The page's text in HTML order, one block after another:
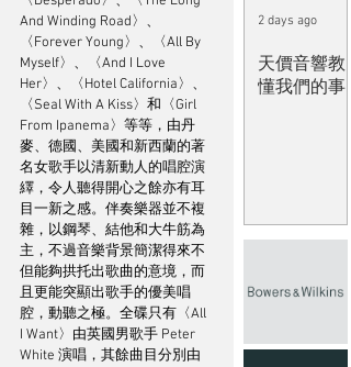
And Winding Road〉、
〈Forever Young〉、〈All By
Myself〉、〈And I Love
Her〉、〈Hotel California〉、
〈Seal With A Kiss〉和〈Girl
From Ipanema〉等等，由丹
麥、德國、美國和新西蘭的著
名女歌手以清新動人的唱腔演
繹，令人聽得開心之餘亦有耳
目一新之感。伴奏樂器並不複
雜，以鋼琴、結他和大牛筋為
主，不過音樂背景簡潔得來不
但能夠拱托出歌曲的意境，而
且更能突顯出歌手的優美唱
腔，動聽之極。全碟只有〈All
I Want〉由英國男歌手 Peter
White 演唱，其餘曲目分別由
天價音響教
懂我們的事
2 days ago